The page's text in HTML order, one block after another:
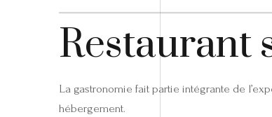
Restaurant
La gastronomie fait partie intégrante de
hébergement.